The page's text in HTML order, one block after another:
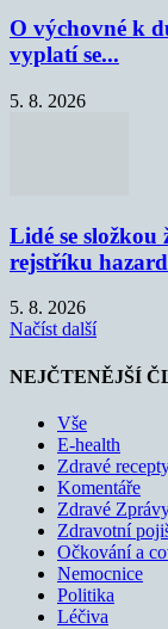
O výchovné k
vyplatí se...
5. 8. 2026
Lidé se složkou
rejstříku
5. 8. 2026
Načíst další
NEJČTENĚJŠÍ
Vše
E-health
Zdravé
Komentáře
Zdravé
Zdravotní
Očkování a
Nemocnice
Politika
Léčiva